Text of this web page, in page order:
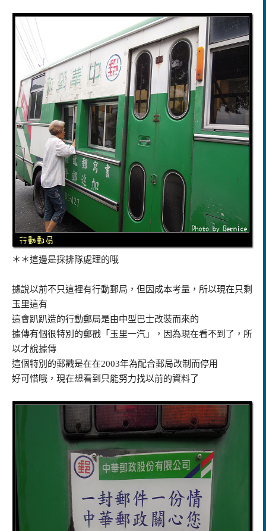
＊＊這邊是採排隊處理的哦
據說以前不只這裡有行動郵局，但因成本考量，所以現在只剩
玉里這有
這會趴趴造的行動郵局是由中型巴士改裝而來的
據傳有個很特別的郵戳「玉里一汽」，因為現在看不到了，所
以才說據傳
這個特別的郵戳是在在2003年為配合郵局改制而停用
好可惜哦，現在想看到只能努力找以前的資料了